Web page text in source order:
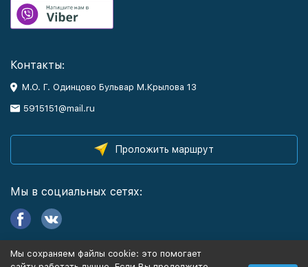
Контакты:
М.О. Г. Одинцово Бульвар М.Крылова 13
5915151@mail.ru
Проложить маршрут
Мы в социальных сетях:
Мы сохраняем файлы cookie: это помогает